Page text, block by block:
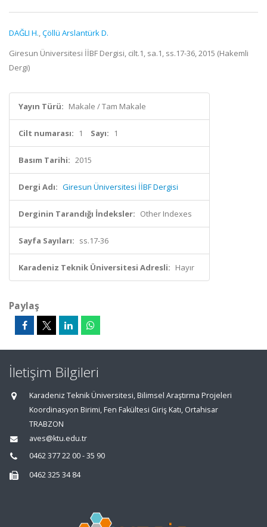
DAĞLI H.,Çöllü Arslantürk D.
Giresun Üniversitesi İİBF Dergisi, cilt.1, sa.1, ss.17-36, 2015 (Hakemli
Dergi)
Yayın Türü: Makale / Tam Makale
Cilt numarası: 1 Sayı: 1
Basım Tarihi: 2015
Dergi Adı: Giresun Üniversitesi İİBF Dergisi
Derginin Tarandığı İndeksler: Other Indexes
Sayfa Sayıları: ss.17-36
Karadeniz Teknik Üniversitesi Adresli: Hayır
Paylaş
İletişim Bilgileri
Karadeniz Teknik Üniversitesi, Bilimsel Araştırma Projeleri
Koordinasyon Birimi, Fen Fakültesi Giriş Katı, Ortahisar
TRABZON
aves@ktu.edu.tr
0462 377 22 00 - 35 90
0462 325 34 84